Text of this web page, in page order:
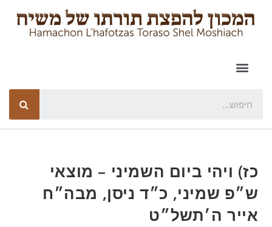
כז) ויהי ביום השמיני – מוצאי
ש״פ שמיני, כ״ד ניסן, מבה״ח
אייר ה׳תשל״ט